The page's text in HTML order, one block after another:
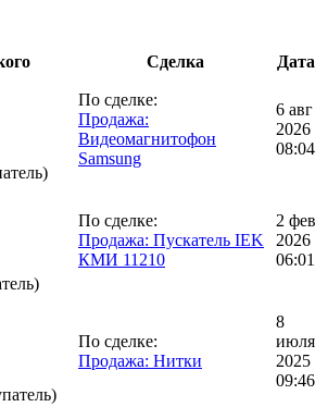
Сделка Дата
По сделке:
Продажа:
Видеомагнитофон
Samsung
6 авг
2026
08:04
По сделке:
Продажа: Пускатель IEK
КМИ 11210
2 фев
2026
06:01
По сделке:
Продажа: Нитки
8
июля
2025
09:46